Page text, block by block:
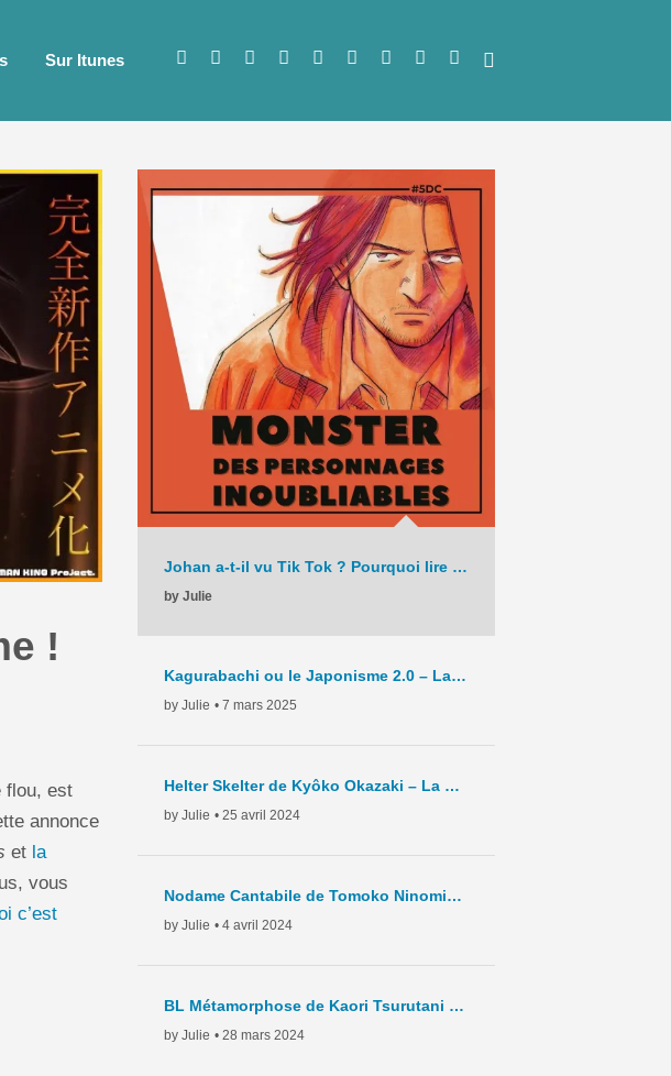
Sur Itunes
!
flou, est
annonce
et la
vous
c’est
Johan a-t-il vu Tik Tok ? Pourquoi lire Monster en 2025 ? – La Chronique – C9 – 2025
by Julie
Kagurabachi ou le Japonisme 2.0 – La Chronique Hebdo – C8 – 2025
by Julie • 7 mars 2025
Helter Skelter de Kyôko Okazaki – La Chronique Hebdo – C7 – 2024
by Julie • 25 avril 2024
Nodame Cantabile de Tomoko Ninomiya – La Chronique Hebdo – C6 – 2024
by Julie • 4 avril 2024
BL Métamorphose de Kaori Tsurutani – La Chronique Hebdo – C5- 2024
by Julie • 28 mars 2024